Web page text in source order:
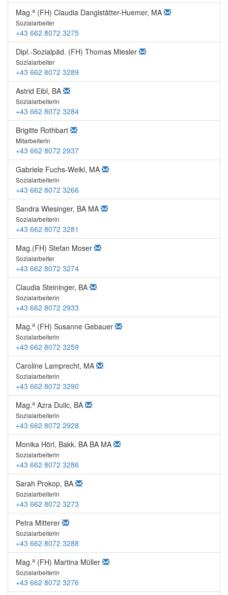
Mag.a (FH) Claudia Danglstätter-Huemer, MA
Sozialarbeiter
+43 662 8072 3275
Dipl.-Sozialpäd. (FH) Thomas Miesler
Sozialarbeiter
+43 662 8072 3289
Astrid Eibl, BA
Sozialarbeiterin
+43 662 8072 3284
Brigitte Rothbart
Mitarbeiterin
+43 662 8072 2937
Gabriele Fuchs-Weikl, MA
Sozialarbeiterin
+43 662 8072 3266
Sandra Wiesinger, BA MA
Sozialarbeiterin
+43 662 8072 3281
Mag.(FH) Stefan Moser
Sozialarbeiter
+43 662 8072 3274
Claudia Steininger, BA
Sozialarbeiterin
+43 662 8072 2933
Mag.a (FH) Susanne Gebauer
Sozialarbeiterin
+43 662 8072 3259
Caroline Lamprecht, MA
Sozialarbeiterin
+43 662 8072 3290
Mag.a Azra Dulic, BA
Sozialarbeiterin
+43 662 8072 2928
Monika Hörl, Bakk. BA BA MA
Sozialarbeiterin
+43 662 8072 3286
Sarah Prokop, BA
Sozialarbeiterin
+43 662 8072 3273
Petra Mitterer
Sozialarbeiterin
+43 662 8072 3288
Mag.a (FH) Martina Müller
Sozialarbeiterin
+43 662 8072 3276